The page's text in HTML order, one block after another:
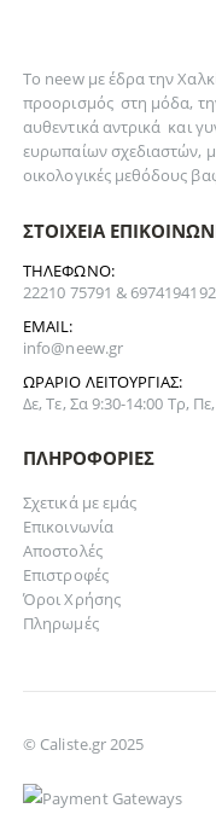
Το neew με έδρα την
προορισμός στη μόδα,
αυθεντικάαντρικά και
ευρωπαίων σχεδιαστών,
οικολογικές μεθόδους
ΣΤΟΙΧΕΊΑ
ΤΗΛΈΦΩΝΟ:
22210 75791 & 6974194192
EMAIL:
info@neew.gr
ΩΡΆΡΙΟ ΛΕΙΤΟΥΡΓΊΑΣ:
Δε, Τε, Σα 9:30-14:00 Τρ,
ΠΛΗΡΟΦΟΡΊΕΣ
Σχετικά με εμάς
Επικοινωνία
Αποστολές
Επιστροφές
Όροι Χρήσης
Πληρωμές
© Caliste.gr 2025